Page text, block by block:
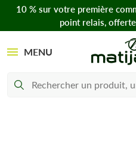
10 % sur votre première
point relais,
MENU